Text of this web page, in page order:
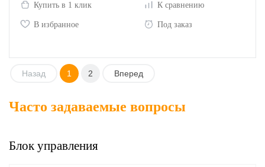
Купить в 1 клик К сравнению
В избранное Под заказ
Назад 1 2 Вперед
Часто задаваемые вопросы
Блок управления